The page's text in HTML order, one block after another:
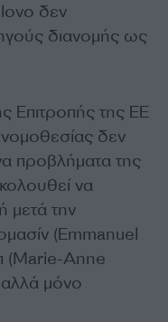
δεν
διανομής ως
Επιτροπής της ΕΕ
δεν
προβλήματα της
να
μετά την
(Emmanuel
(Marie-Anne
μόνο